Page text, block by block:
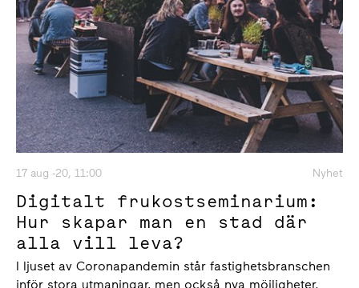
17 aug -20, 11:00 Nyhet
Digitalt frukostseminarium:
Hur skapar man en stad där
alla vill leva?
I ljuset av Coronapandemin står fastighetsbranschen
inför stora utmaningar, men också nya möjligheter.